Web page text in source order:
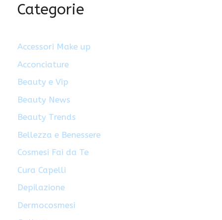
Categorie
Accessori Make up
Acconciature
Beauty e Vip
Beauty News
Beauty Trends
Bellezza e Benessere
Cosmesi Fai da Te
Cura Capelli
Depilazione
Dermocosmesi